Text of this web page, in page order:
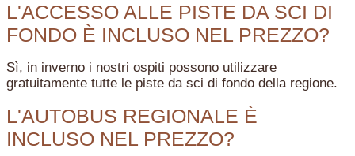
L'ACCESSO ALLE PISTE DA SCI DI
FONDO È INCLUSO NEL PREZZO?
Sì, in inverno i nostri ospiti possono utilizzare
gratuitamente tutte le piste da sci di fondo della regione.
L'AUTOBUS REGIONALE È
INCLUSO NEL PREZZO?